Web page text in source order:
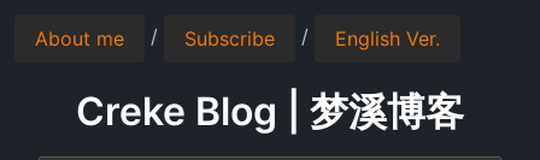
About me / Subscribe / English Ver.
Creke Blog | 梦溪博客